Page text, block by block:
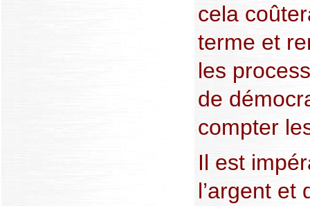
cela
terme et
les
de
compter
Il est
l’argent et